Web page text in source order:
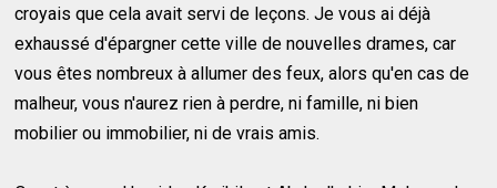
croyais que cela avait servi de leçons. Je vous ai déjà
exhaussé d'épargner cette ville de nouvelles drames, car
vous êtes nombreux à allumer des feux, alors qu'en cas de
malheur, vous n'aurez rien à perdre, ni famille, ni bien
mobilier ou immobilier, ni de vrais amis.